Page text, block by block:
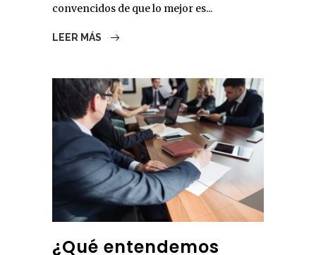
convencidos de que lo mejor es...
LEER MÁS
¿Qué entendemos